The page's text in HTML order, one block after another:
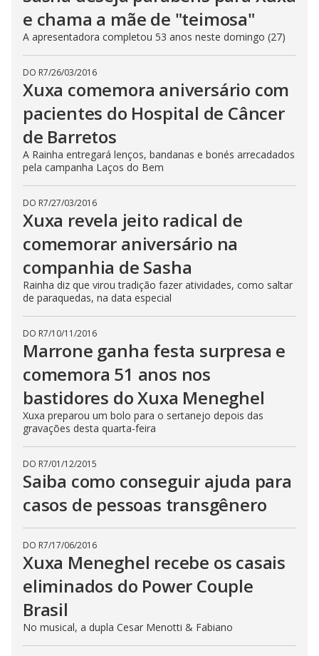
e chama a mãe de "teimosa"
A apresentadora completou 53 anos neste domingo (27)
DO R7/26/03/2016
Xuxa comemora aniversário com
pacientes do Hospital de Câncer
de Barretos
A Rainha entregará lenços, bandanas e bonés arrecadados
pela campanha Laços do Bem
DO R7/27/03/2016
Xuxa revela jeito radical de
comemorar aniversário na
companhia de Sasha
Rainha diz que virou tradição fazer atividades, como saltar
de paraquedas, na data especial
DO R7/10/11/2016
Marrone ganha festa surpresa e
comemora 51 anos nos
bastidores do Xuxa Meneghel
Xuxa preparou um bolo para o sertanejo depois das
gravações desta quarta-feira
DO R7/01/12/2015
Saiba como conseguir ajuda para
casos de pessoas transgênero
DO R7/17/06/2016
Xuxa Meneghel recebe os casais
eliminados do Power Couple
Brasil
No musical, a dupla Cesar Menotti & Fabiano